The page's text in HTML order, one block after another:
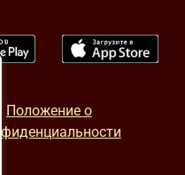
Положение о